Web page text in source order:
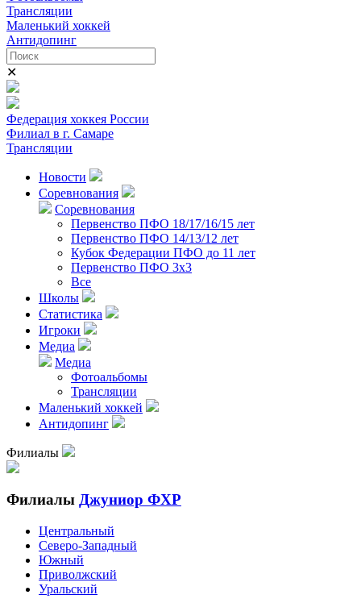
Трансляции
Маленький хоккей
Антидопинг
✕
Федерация хоккея России
Филиал в г. Самаре
Трансляции
Новости
Соревнования
Соревнования
Первенство ПФО 18/17/16/15 лет
Первенство ПФО 14/13/12 лет
Кубок Федерации ПФО до 11 лет
Первенство ПФО 3х3
Все
Школы
Статистика
Игроки
Медиа
Медиа
Фотоальбомы
Трансляции
Маленький хоккей
Антидопинг
Филиалы
Филиалы Джуниор ФХР
Центральный
Северо-Западный
Южный
Приволжский
Уральский